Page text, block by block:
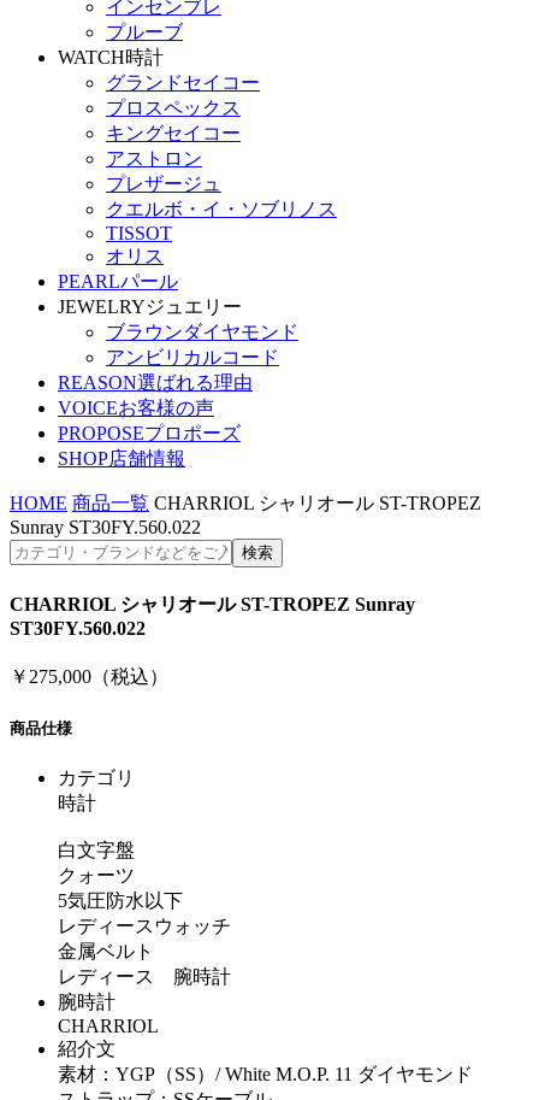
インセンブレ
プルーブ
WATCH時計
グランドセイコー
プロスペックス
キングセイコー
アストロン
プレザージュ
クエルボ・イ・ソブリノス
TISSOT
オリス
PEARLパール
JEWELRYジュエリー
ブラウンダイヤモンド
アンビリカルコード
REASON選ばれる理由
VOICEお客様の声
PROPOSEプロポーズ
SHOP店舗情報
HOME 商品一覧 CHARRIOL シャリオール ST-TROPEZ
Sunray ST30FY.560.022
CHARRIOL シャリオール ST-TROPEZ Sunray
ST30FY.560.022
￥275,000（税込）
商品仕様
カテゴリ
時計
白文字盤
クォーツ
5気圧防水以下
レディースウォッチ
金属ベルト
レディース 腕時計
腕時計
CHARRIOL
紹介文
素材：YGP（SS）/ White M.O.P. 11 ダイヤモンド